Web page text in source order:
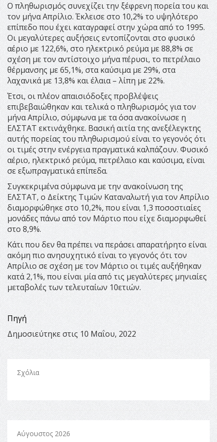
Ο πληθωρισμός συνεχίζει την ξέφρενη πορεία του και
τον μήνα Απρίλιο. Έκλεισε στο 10,2% το υψηλότερο
επίπεδο που έχει καταγραφεί στην χώρα από το 1995.
Οι μεγαλύτερες αυξήσεις εντοπίζονται στο φυσικό
αέριο με 122,6%, στο ηλεκτρικό ρεύμα με 88,8% σε
σχέση με τον αντίστοιχο μήνα πέρυσι, το πετρέλαιο
θέρμανσης με 65,1%, στα καύσιμα με 29%, στα
λαχανικά με 13,8% και έλαια – λίπη με 22%.
Έτσι, οι πλέον απαισιόδοξες προβλέψεις
επιβεβαιώθηκαν και τελικά ο πληθωρισμός για τον
μήνα Απρίλιο, σύμφωνα με τα όσα ανακοίνωσε η
ΕΛΣΤΑΤ εκτινάχθηκε. Βασική αιτία της ανεξέλεγκτης
αυτής πορείας του πληθωρισμού είναι το γεγονός ότι
οι τιμές στην ενέργεια πραγματικά καλπάζουν. Φυσικό
αέριο, ηλεκτρικό ρεύμα, πετρέλαιο και καύσιμα, είναι
σε εξωπραγματικά επίπεδα.
Συγκεκριμένα σύμφωνα με την ανακοίνωση της
ΕΛΣΤΑΤ, ο Δείκτης Τιμών Καταναλωτή για τον Απρίλιο
διαμορφώθηκε στο 10,2%, που είναι 1,3 ποσοστιαίες
μονάδες πάνω από τον Μάρτιο που είχε διαμορφωθεί
στο 8,9%.
Κάτι που δεν θα πρέπει να περάσει απαρατήρητο είναι
ακόμη πιο ανησυχητικό είναι το γεγονός ότι τον
Απρίλιο σε σχέση με τον Μάρτιο οι τιμές αυξήθηκαν
κατά 2,1%, που είναι μία από τις μεγαλύτερες μηνιαίες
μεταβολές των τελευταίων 10ετιών.
Πηγή
Δημοσιεύτηκε στις 10 Μαΐου, 2022
Σχόλια
Αύγουστος 2026